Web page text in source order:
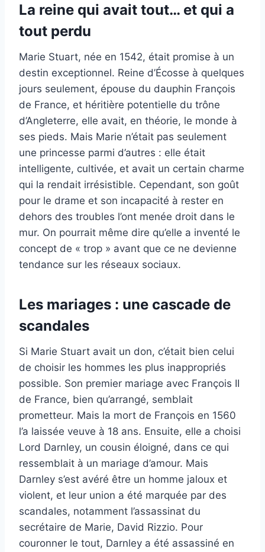
La reine qui avait tout… et qui a
tout perdu
Marie Stuart, née en 1542, était promise à un
destin exceptionnel. Reine d’Écosse à quelques
jours seulement, épouse du dauphin François
de France, et héritière potentielle du trône
d’Angleterre, elle avait, en théorie, le monde à
ses pieds. Mais Marie n’était pas seulement
une princesse parmi d’autres : elle était
intelligente, cultivée, et avait un certain charme
qui la rendait irrésistible. Cependant, son goût
pour le drame et son incapacité à rester en
dehors des troubles l’ont menée droit dans le
mur. On pourrait même dire qu’elle a inventé le
concept de « trop » avant que ce ne devienne
tendance sur les réseaux sociaux.
Les mariages : une cascade de
scandales
Si Marie Stuart avait un don, c’était bien celui
de choisir les hommes les plus inappropriés
possible. Son premier mariage avec François II
de France, bien qu’arrangé, semblait
prometteur. Mais la mort de François en 1560
l’a laissée veuve à 18 ans. Ensuite, elle a choisi
Lord Darnley, un cousin éloigné, dans ce qui
ressemblait à un mariage d’amour. Mais
Darnley s’est avéré être un homme jaloux et
violent, et leur union a été marquée par des
scandales, notamment l’assassinat du
secrétaire de Marie, David Rizzio. Pour
couronner le tout, Darnley a été assassiné en